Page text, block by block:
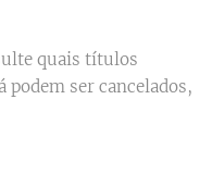
quais títulos
podem ser cancelados,